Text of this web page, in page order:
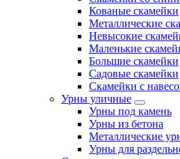
Кованые скамейки
Металлические
Невысокие
Маленькие
Большие скамейки
Садовые скамейки
Скамейки с
Урны уличные
Урны под камень
Урны из бетона
Металлические
Урны для